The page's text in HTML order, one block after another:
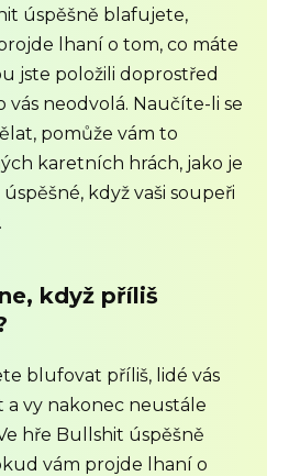
úspěšně blafujete,
lhaní o tom, co máte
jste položili doprostřed
vás neodvolá. Naučíte-li se
pomůže vám to
karetních hrách, jako je
když vaši soupeři
když příliš
blufovat příliš, lidé vás
a vy nakonec neustále
hře Bullshit úspěšně
vám projde lhaní o